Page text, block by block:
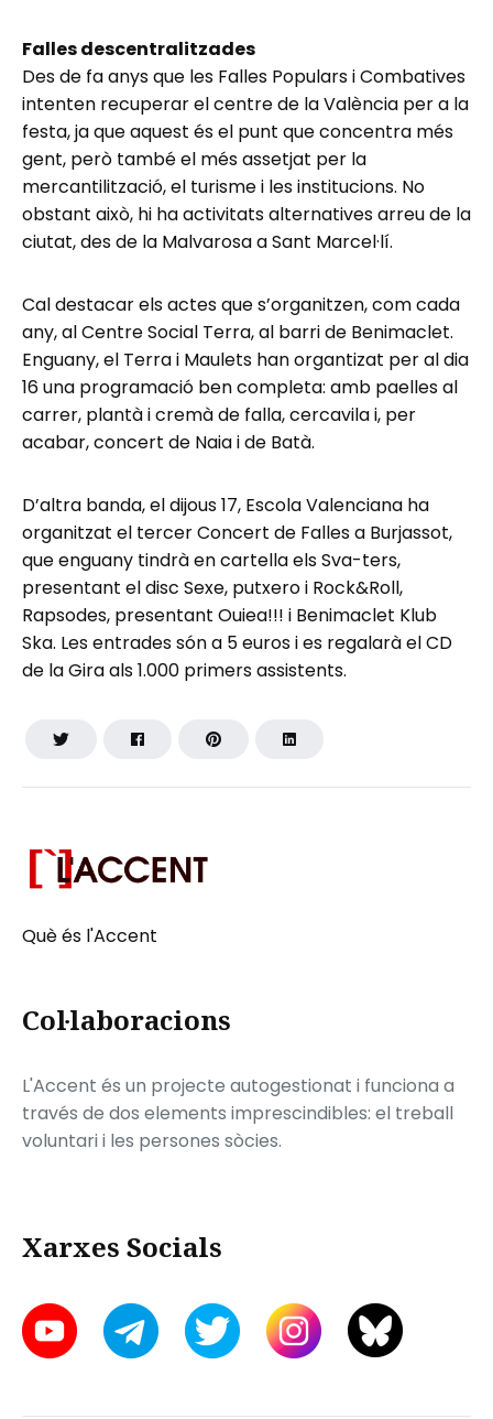
Falles descentralitzades
Des de fa anys que les Falles Populars i Combatives
intenten recuperar el centre de la València per a la
festa, ja que aquest és el punt que concentra més
gent, però també el més assetjat per la
mercantilització, el turisme i les institucions. No
obstant això, hi ha activitats alternatives arreu de la
ciutat, des de la Malvarosa a Sant Marcel·lí.
Cal destacar els actes que s’organitzen, com cada
any, al Centre Social Terra, al barri de Benimaclet.
Enguany, el Terra i Maulets han organtizat per al dia
16 una programació ben completa: amb paelles al
carrer, plantà i cremà de falla, cercavila i, per
acabar, concert de Naia i de Batà.
D’altra banda, el dijous 17, Escola Valenciana ha
organitzat el tercer Concert de Falles a Burjassot,
que enguany tindrà en cartella els Sva-ters,
presentant el disc Sexe, putxero i Rock&Roll,
Rapsodes, presentant Ouiea!!! i Benimaclet Klub
Ska. Les entrades són a 5 euros i es regalarà el CD
de la Gira als 1.000 primers assistents.
Què és l'Accent
Col·laboracions
L'Accent és un projecte autogestionat i funciona a
través de dos elements imprescindibles: el treball
voluntari i les persones sòcies.
Xarxes Socials